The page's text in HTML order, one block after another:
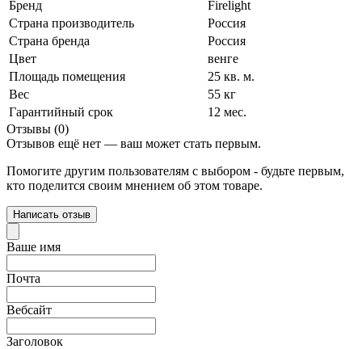
Бренд
Firelight
Страна производитель
Россия
Страна бренда
Россия
Цвет
венге
Площадь помещения
25 кв. м.
Вес
55 кг
Гарантийный срок
12 мес.
Отзывы (0)
Отзывов ещё нет — ваш может стать первым.
Помогите другим пользователям с выбором - будьте первым,
кто поделится своим мнением об этом товаре.
Написать отзыв
Ваше имя
Почта
Вебсайт
Заголовок